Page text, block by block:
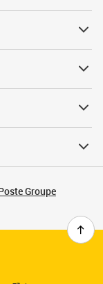
Groupe